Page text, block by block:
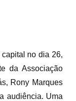
no dia 26,
da Associação
Rony Marques
audiência. Uma